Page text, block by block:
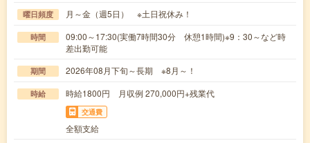
曜日頻度 月～金（週5日） ※土日祝休み！
時間
09:00～17:30(実働7時間30分 休憩1時間)※9：30～など時
差出勤可能
期間 2026年08月下旬～長期 ※8月～！
時給 時給1800円 月収例 270,000円+残業代
交通費
全額支給